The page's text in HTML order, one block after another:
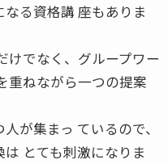
る資格講 座もありま
けでなく、グループワー
重ねながら一つの提案
が集まっ ているので、
とても刺激になりま